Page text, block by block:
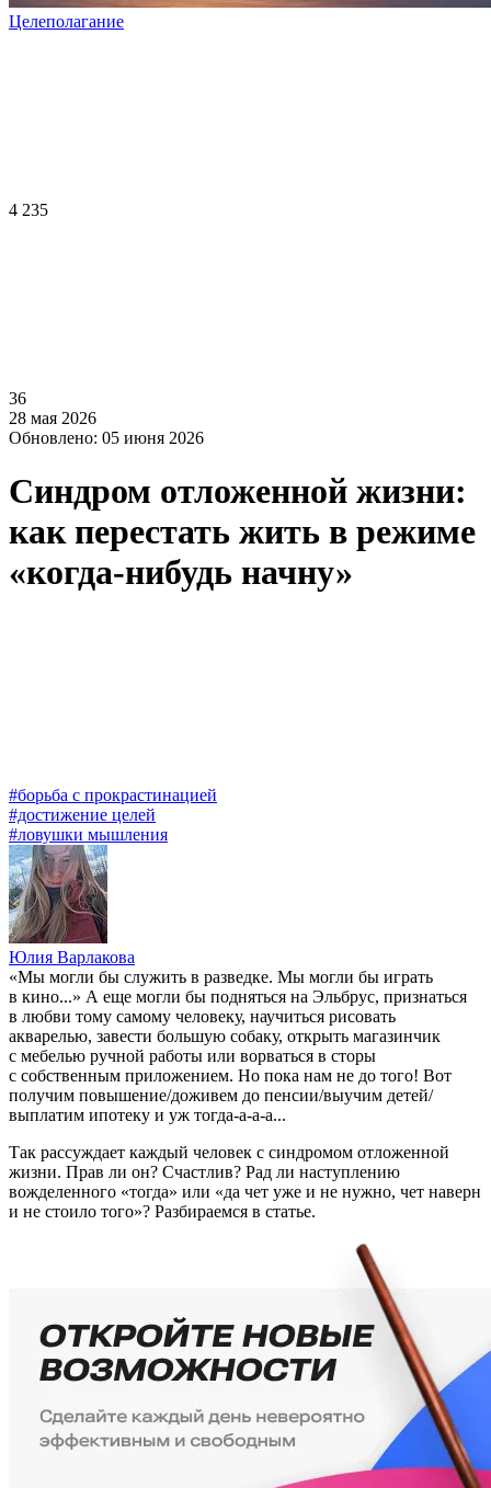
Целеполагание
4 235
36
28 мая 2026
Обновлено: 05 июня 2026
Синдром отложенной жизни:
как перестать жить в режиме
«когда-нибудь начну»
#борьба с прокрастинацией
#достижение целей
#ловушки мышления
Юлия Варлакова
«Мы могли бы служить в разведке. Мы могли бы играть
в кино...» А еще могли бы подняться на Эльбрус, признаться
в любви тому самому человеку, научиться рисовать
акварелью, завести большую собаку, открыть магазинчик
с мебелью ручной работы или ворваться в сторы
с собственным приложением. Но пока нам не до того! Вот
получим повышение/доживем до пенсии/выучим детей/
выплатим ипотеку и уж тогда-а-а-а...
Так рассуждает каждый человек с синдромом отложенной
жизни. Прав ли он? Счастлив? Рад ли наступлению
вожделенного «тогда» или «да чет уже и не нужно, чет наверн
и не стоило того»? Разбираемся в статье.